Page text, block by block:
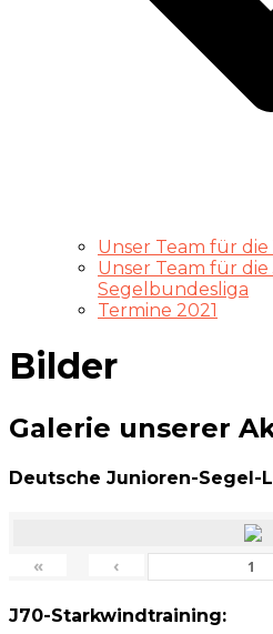
Unser Team für
Unser Team für
Segelbundesliga
Termine 2021
Bilder
Galerie unserer
Deutsche Junioren-Segel-
« ‹
J70-Starkwindtraining: